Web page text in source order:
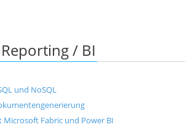
/ BI
und NoSQL
Microsoft Fabric und Power BI